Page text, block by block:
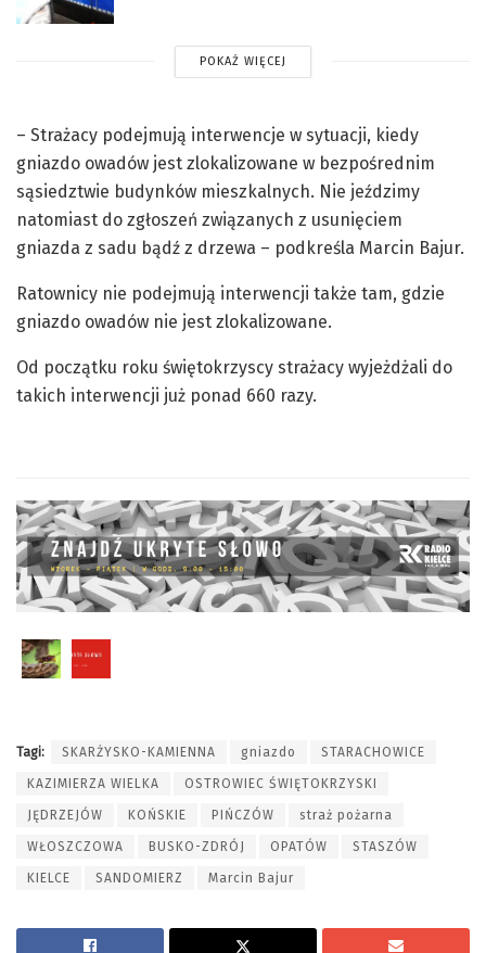
POKAŻ WIĘCEJ
– Strażacy podejmują interwencje w sytuacji, kiedy
gniazdo owadów jest zlokalizowane w bezpośrednim
sąsiedztwie budynków mieszkalnych. Nie jeździmy
natomiast do zgłoszeń związanych z usunięciem
gniazda z sadu bądź z drzewa – podkreśla Marcin Bajur.
Ratownicy nie podejmują interwencji także tam, gdzie
gniazdo owadów nie jest zlokalizowane.
Od początku roku świętokrzyscy strażacy wyjeżdżali do
takich interwencji już ponad 660 razy.
Tagi: SKARŻYSKO-KAMIENNA gniazdo STARACHOWICE
KAZIMIERZA WIELKA OSTROWIEC ŚWIĘTOKRZYSKI
JĘDRZEJÓW KOŃSKIE PIŃCZÓW straż pożarna
WŁOSZCZOWA BUSKO-ZDRÓJ OPATÓW STASZÓW
KIELCE SANDOMIERZ Marcin Bajur